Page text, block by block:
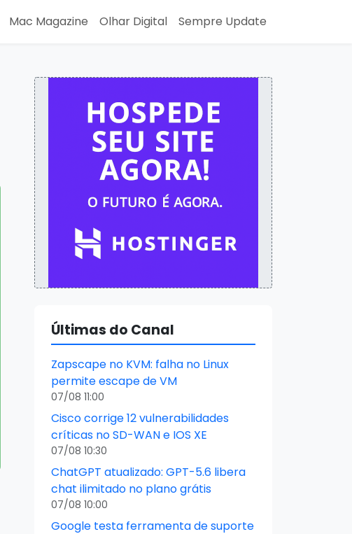
Mac Magazine Olhar Digital Sempre Update
Últimas do Canal
Zapscape no KVM: falha no Linux
permite escape de VM
07/08 11:00
Cisco corrige 12 vulnerabilidades
críticas no SD-WAN e IOS XE
07/08 10:30
ChatGPT atualizado: GPT-5.6 libera
chat ilimitado no plano grátis
07/08 10:00
Google testa ferramenta de suporte